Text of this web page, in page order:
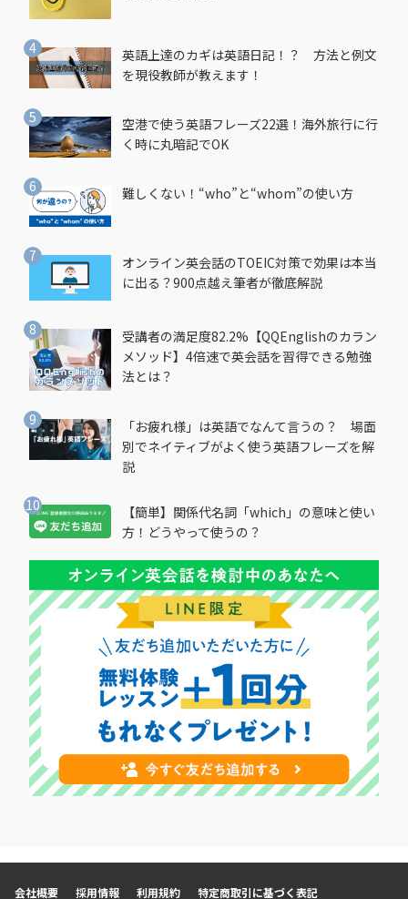
英語上達のカギは英語日記！？ 方法と例文
を現役教師が教えます！
空港で使う英語フレーズ22選！海外旅行に行
く時に丸暗記でOK
難しくない！“who”と“whom”の使い方
オンライン英会話のTOEIC対策で効果は本当
に出る？900点越え筆者が徹底解説
受講者の満足度82.2%【QQEnglishのカラン
メソッド】4倍速で英会話を習得できる勉強
法とは？
「お疲れ様」は英語でなんて言うの？ 場面
別でネイティブがよく使う英語フレーズを解
説
【簡単】関係代名詞「which」の意味と使い
方！どうやって使うの？
会社概要 採用情報 利用規約 特定商取引に基づく表記